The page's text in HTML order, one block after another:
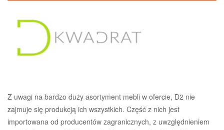
Z uwagi na bardzo duży asortyment mebli w ofercie, D2 nie
zajmuje się produkcją ich wszystkich. Część z nich jest
importowana od producentów zagranicznych, z uwzględnieniem